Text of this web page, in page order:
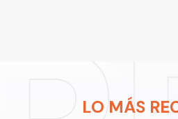
LO MÁS